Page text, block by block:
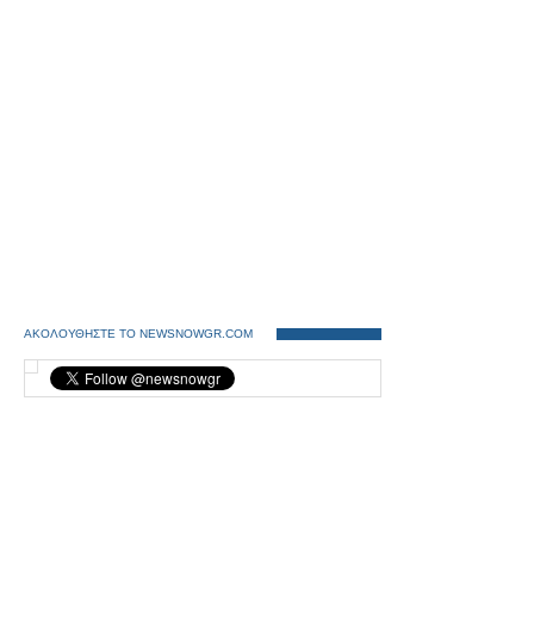
ΑΚΟΛΟΥΘΗΣΤΕ ΤΟ NEWSNOWGR.COM